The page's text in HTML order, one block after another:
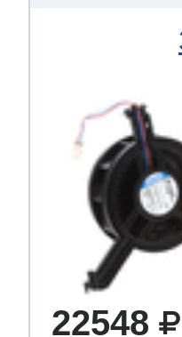
22548